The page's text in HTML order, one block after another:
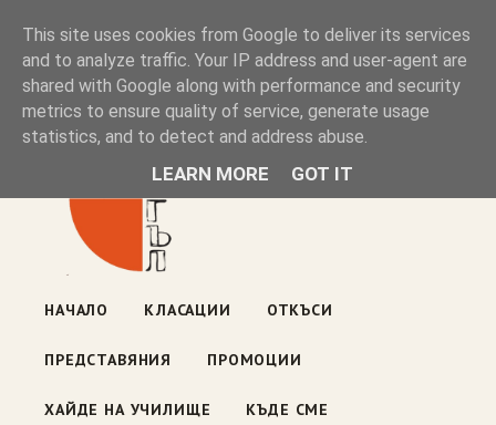
Книжен ъгъл
Блог на книжарницата — класации, откъси, нови книги
ул. „Оборище" 117, София· пон–пет 10:00–19:00 ·
НАЧАЛО КЛАСАЦИИ ОТКЪСИ
ПРЕДСТАВЯНИЯ ПРОМОЦИИ
ХАЙДЕ НА УЧИЛИЩЕ КЪДЕ СМЕ
This site uses cookies from Google to deliver its services
and to analyze traffic. Your IP address and user-agent are
shared with Google along with performance and security
metrics to ensure quality of service, generate usage
statistics, and to detect and address abuse.
LEARN MORE GOT IT